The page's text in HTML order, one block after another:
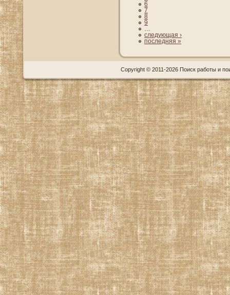
6
7
8
9
…
следующая ›
последняя »
Copyright © 2011-2026 Поиск работы и